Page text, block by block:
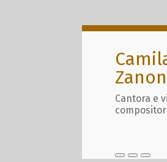
Zanon
Cantora e